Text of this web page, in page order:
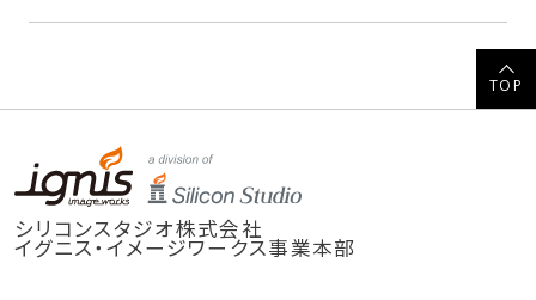
TOP
シリコンスタジオ株式会社
イグニス・イメージワークス事業本部